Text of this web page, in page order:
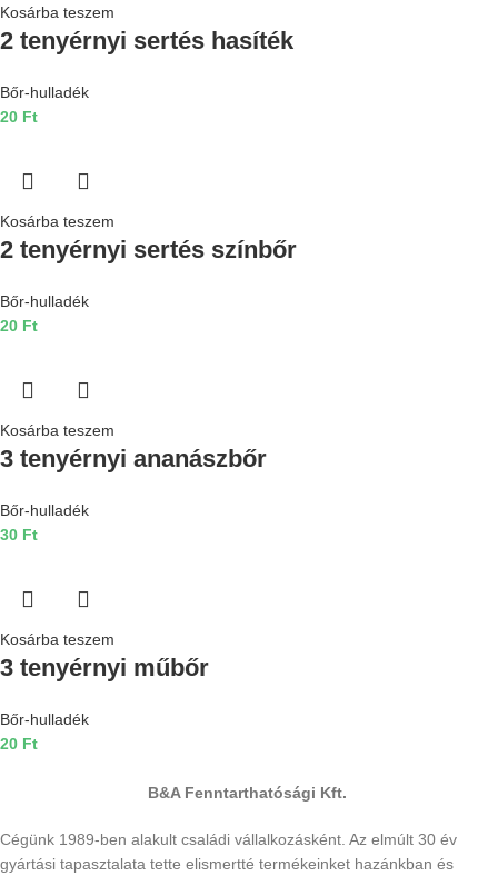
Kosárba teszem
2 tenyérnyi sertés hasíték
Bőr-hulladék
20 Ft
Kosárba teszem
2 tenyérnyi sertés színbőr
Bőr-hulladék
20 Ft
Kosárba teszem
3 tenyérnyi ananászbőr
Bőr-hulladék
30 Ft
Kosárba teszem
3 tenyérnyi műbőr
Bőr-hulladék
20 Ft
B&A Fenntarthatósági Kft.
Cégünk 1989-ben alakult családi vállalkozásként. Az elmúlt 30 év
gyártási tapasztalata tette elismertté termékeinket hazánkban és